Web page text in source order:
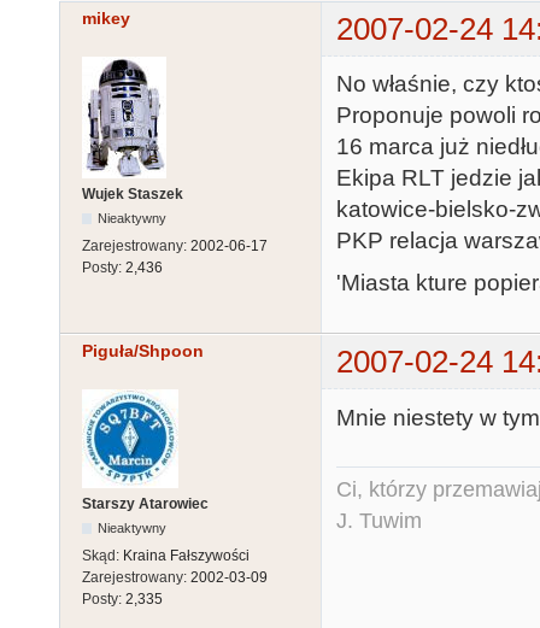
mikey 2007-02-24
Wujek Staszek
Nieaktywny
Zarejestrowany: 2002-06-17
Posty: 2,436
No właśnie, czy
Proponuje powoli
16 marca już
Ekipa RLT jedzie
katowice-bielsko-
PKP relacja
'Miasta kture
Piguła/Shpoon 2007-02-24
Starszy Atarowiec
Nieaktywny
Skąd: Kraina Fałszywości
Zarejestrowany: 2002-03-09
Posty: 2,335
Mnie niestety w
Ci, którzy
J. Tuwim